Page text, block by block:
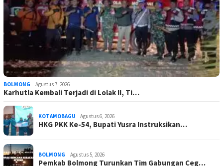
BOLMONG Agustus 7, 2026
Karhutla Kembali Terjadi di Lolak II, Ti…
KOTAMOBAGU Agustus 6, 2026
HKG PKK Ke-54, Bupati Yusra Instruksikan…
BOLMONG Agustus 5, 2026
Pemkab Bolmong Turunkan Tim Gabungan Ceg…